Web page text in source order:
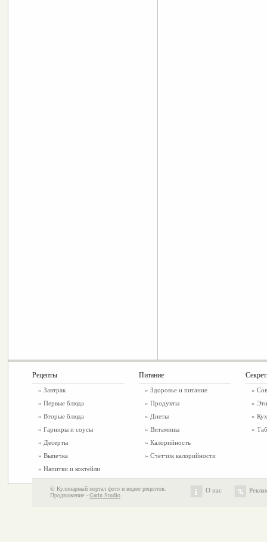
Рецепты
» Завтрак
» Первые блюда
» Вторые блюда
» Гарниры и соусы
» Десерты
» Выпечка
» Напитки и коктейли
Питание
» Здоровье и питание
» Продукты
» Диеты
» Витамины
» Калорийность
» Счетчик калорийности
»
»
»
»
© Кулинарный портал фото и видео рецептов.
Продвижение - Garin Studio
О нас